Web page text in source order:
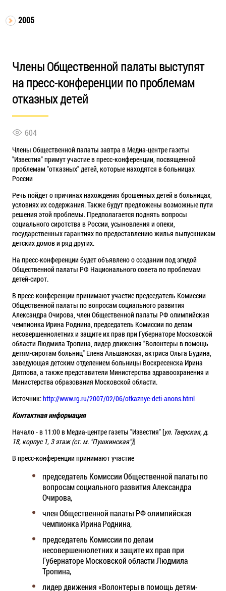
2005
Члены Общественной палаты выступят
на пресс-конференции по проблемам
отказных детей
604
Члены Общественной палаты завтра в Медиа-центре газеты
"Известия" примут участие в пресс-конференции, посвященной
проблемам "отказных" детей, которые находятся в больницах
России
Речь пойдет о причинах нахождения брошенных детей в больницах,
условиях их содержания. Также будут предложены возможные пути
решения этой проблемы. Предполагается поднять вопросы
социального сиротства в России, усыновления и опеки,
государственных гарантиях по предоставлению жилья выпускникам
детских домов и ряд других.
На пресс-конференции будет объявлено о создании под эгидой
Общественной палаты РФ Национального совета по проблемам
детей-сирот.
В пресс-конференции принимают участие председатель Комиссии
Общественной палаты по вопросам социального развития
Александра Очирова, член Общественной палаты РФ олимпийская
чемпионка Ирина Роднина, председатель Комиссии по делам
несовершеннолетних и защите их прав при Губернаторе Московской
области Людмила Тропина, лидер движения "Волонтеры в помощь
детям-сиротам больниц" Елена Альшанская, актриса Ольга Будина,
заведующая детским отделением больницы Воскресенска Ирина
Дятлова, а также представители Министерства здравоохранения и
Министерства образования Московской области.
Источник:http://www.rg.ru/2007/02/06/otkaznye-deti-anons.html
Контактная информация
Начало - в 11:00 в Медиа-центре газеты "Известия" [ул. Тверская, д.
18, корпус 1, 3 этаж (ст. м. "Пушкинская")]
В пресс-конференции принимают участие
председатель Комиссии Общественной палаты по
вопросам социального развития Александра
Очирова,
член Общественной палаты РФ олимпийская
чемпионка Ирина Роднина,
председатель Комиссии по делам
несовершеннолетних и защите их прав при
Губернаторе Московской области Людмила
Тропина,
лидер движения «Волонтеры в помощь детям-